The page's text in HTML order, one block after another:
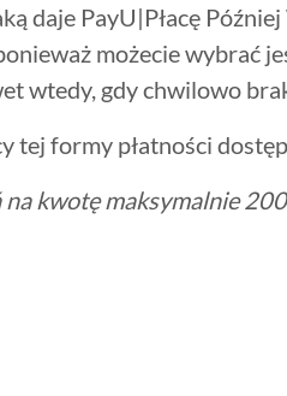
daje PayU|Płacę
możecie wybrać
wtedy, gdy chwilowo
tej formy płatności
kwotę maksymalnie